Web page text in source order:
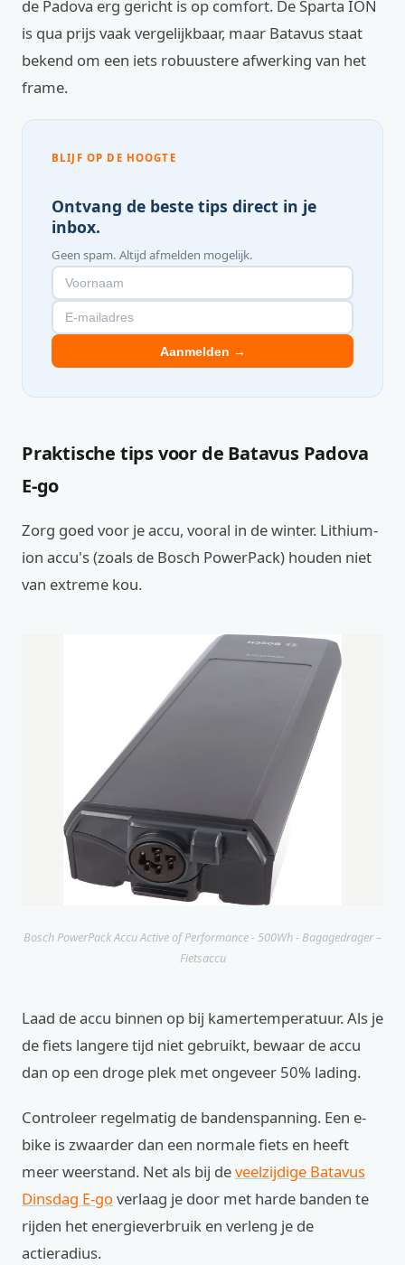
de Padova erg gericht is op comfort. De Sparta ION
is qua prijs vaak vergelijkbaar, maar Batavus staat
bekend om een iets robuustere afwerking van het
frame.
BLIJF OP DE HOOGTE
Ontvang de beste tips direct in je
inbox.
Geen spam. Altijd afmelden mogelijk.
Aanmelden →
Praktische tips voor de Batavus Padova
E-go
Zorg goed voor je accu, vooral in de winter. Lithium-
ion accu's (zoals de Bosch PowerPack) houden niet
van extreme kou.
Bosch PowerPack Accu Active of Performance - 500Wh - Bagagedrager –
Fietsaccu
Laad de accu binnen op bij kamertemperatuur. Als je
de fiets langere tijd niet gebruikt, bewaar de accu
dan op een droge plek met ongeveer 50% lading.
Controleer regelmatig de bandenspanning. Een e-
bike is zwaarder dan een normale fiets en heeft
meer weerstand. Net als bij deveelzijdige Batavus
Dinsdag E-goverlaag je door met harde banden te
rijden het energieverbruik en verleng je de
actieradius.